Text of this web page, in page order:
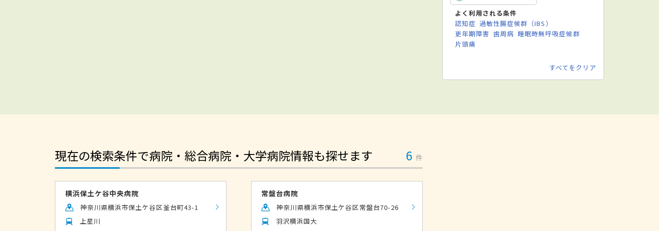
よく利用される条件
認知症 過敏性腸症候群（IBS）
更年期障害 歯周病 睡眠時無呼吸症候群
片頭痛
すべてをクリア
現在の検索条件で病院・総合病院・大学病院情報も探せます 6 件
横浜保土ケ谷中央病院
神奈川県横浜市保土ケ谷区釜台町43-1
上星川
常盤台病院
神奈川県横浜市保土ケ谷区常盤台70-26
羽沢横浜国大